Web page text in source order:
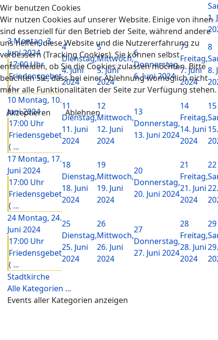
1.
3 Montag, 3.
Juni 2024
17:00 Uhr
Friedensgebet
( ...
4
Dienstag,
4. Juni
2024
5
Mittwoch,
5. Juni
2024
6
Donnerstag,
6. Juni 2024
7
Freitag,
7. Juni
2024
8
8.
10 Montag, 10.
Juni 2024
17:00 Uhr
Friedensgebet
( ...
11
Dienstag,
11. Juni
2024
12
Mittwoch,
12. Juni
2024
13
Donnerstag,
13. Juni 2024
14
Freitag,
14. Juni
2024
15
17 Montag, 17.
Juni 2024
17:00 Uhr
Friedensgebet
( ...
18
Dienstag,
18. Juni
2024
19
Mittwoch,
19. Juni
2024
20
Donnerstag,
20. Juni 2024
21
Freitag,
21. Juni
2024
22
24 Montag, 24.
Juni 2024
17:00 Uhr
Friedensgebet
( ...
25
Dienstag,
25. Juni
2024
26
Mittwoch,
26. Juni
2024
27
Donnerstag,
27. Juni 2024
28
Freitag,
28. Juni
2024
29
Stadtkirche
Alle Kategorien ...
Events aller Kategorien anzeigen
Wir benutzen Cookies
Wir nutzen Cookies auf unserer Website. Einige von ihnen
sind essenziell für den Betrieb der Seite, während andere
uns helfen, diese Website und die Nutzererfahrung zu
verbessern (Tracking Cookies). Sie können selbst
entscheiden, ob Sie die Cookies zulassen möchten. Bitte
beachten Sie, dass bei einer Ablehnung womöglich nicht
mehr alle Funktionalitäten der Seite zur Verfügung stehen.
Akzeptieren Ablehnen